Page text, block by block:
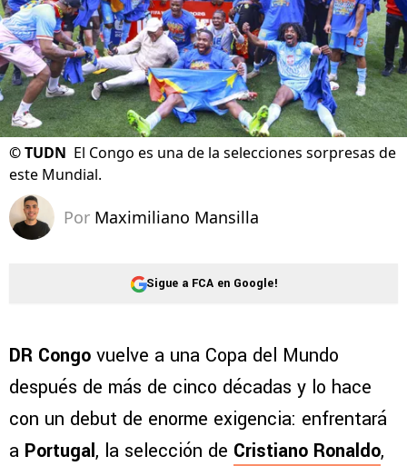
©TUDN El Congo es una de la selecciones sorpresas de
este Mundial.
Por Maximiliano Mansilla
Sigue a FCA en Google!
DR Congo vuelve a una Copa del Mundo
después de más de cinco décadas y lo hace
con un debut de enorme exigencia: enfrentará
a Portugal, la selección de Cristiano Ronaldo,